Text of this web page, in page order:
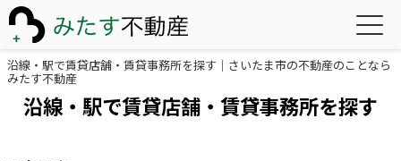
沿線・駅で賃貸店舗・賃貸事務所を探す｜さいたま市の不動産のことなら
みたす不動産
沿線・駅で賃貸店舗・賃貸事務所を探す